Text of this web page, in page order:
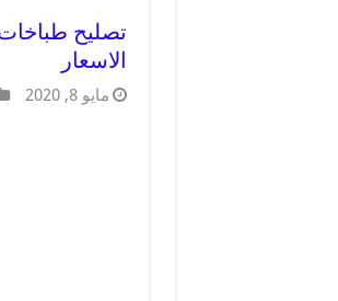
الاسعار
مايو 8, 2020